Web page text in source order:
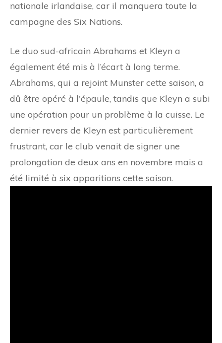
nationale irlandaise, car il manquera toute la
campagne des Six Nations.
Le duo sud-africain Abrahams et Kleyn a
également été mis à l’écart à long terme.
Abrahams, qui a rejoint Munster cette saison, a
dû être opéré à l'épaule, tandis que Kleyn a subi
une opération pour un problème à la cuisse. Le
dernier revers de Kleyn est particulièrement
frustrant, car le club venait de signer une
prolongation de deux ans en novembre mais a
été limité à six apparitions cette saison.